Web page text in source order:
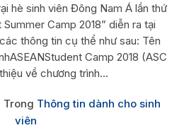
hè sinh viên Đông Nam Á lần thứ
Camp 2018” diễn ra tại
thông tin cụ thể như sau: Tên
Camp 2018 (ASC
về chương trình...
Trong Thông tin dành cho sinh
viên